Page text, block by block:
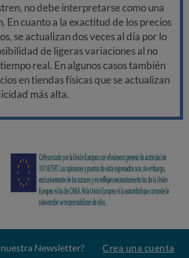
no debe interpretarse como una
En cuanto a la exactitud de los precios
se actualizan dos veces al día por lo
de ligeras variaciones al no
real. En algunos casos también
en tiendas físicas que se actualizan
más alta.
Newsletter? Crea una cuenta